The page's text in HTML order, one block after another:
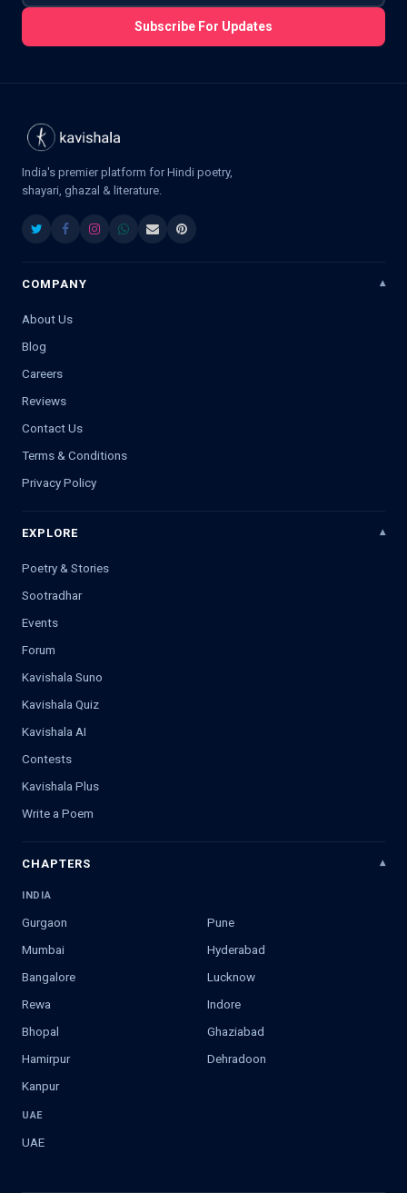
Subscribe For Updates
India's premier platform for Hindi poetry,
shayari, ghazal & literature.
COMPANY
About Us
Blog
Careers
Reviews
Contact Us
Terms & Conditions
Privacy Policy
EXPLORE
Poetry & Stories
Sootradhar
Events
Forum
Kavishala Suno
Kavishala Quiz
Kavishala AI
Contests
Kavishala Plus
Write a Poem
CHAPTERS
INDIA
Gurgaon
Pune
Mumbai
Hyderabad
Bangalore
Lucknow
Rewa
Indore
Bhopal
Ghaziabad
Hamirpur
Dehradoon
Kanpur
UAE
UAE